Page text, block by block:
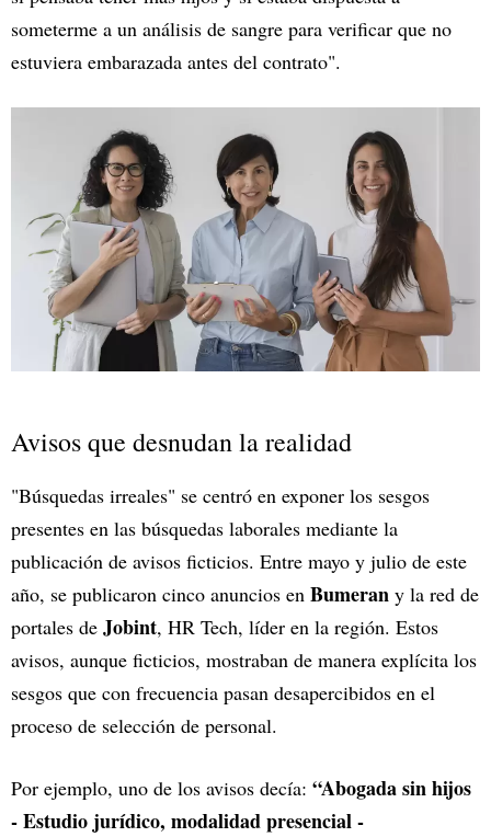
someterme a un análisis de sangre para verificar que no
estuviera embarazada antes del contrato".
Avisos que desnudan la realidad
"Búsquedas irreales" se centró en exponer los sesgos
presentes en las búsquedas laborales mediante la
publicación de avisos ficticios. Entre mayo y julio de este
año, se publicaron cinco anuncios en Bumeran y la red de
portales de Jobint, HR Tech, líder en la región. Estos
avisos, aunque ficticios, mostraban de manera explícita los
sesgos que con frecuencia pasan desapercibidos en el
proceso de selección de personal.
Por ejemplo, uno de los avisos decía: “Abogada sin hijos
- Estudio jurídico, modalidad presencial -